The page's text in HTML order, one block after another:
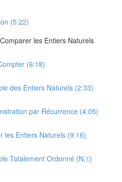
(5:22)
les Entiers Naturels
(6:18)
des Entiers Naturels (2:33)
par Récurrence (4:05)
les Entiers Naturels (9:16)
Totalement Ordonné (N,≤)